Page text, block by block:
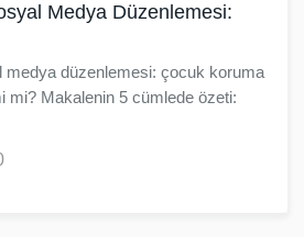
Medya Düzenlemesi:
medya düzenlemesi: çocuk koruma
mi? Makalenin 5 cümlede özeti: